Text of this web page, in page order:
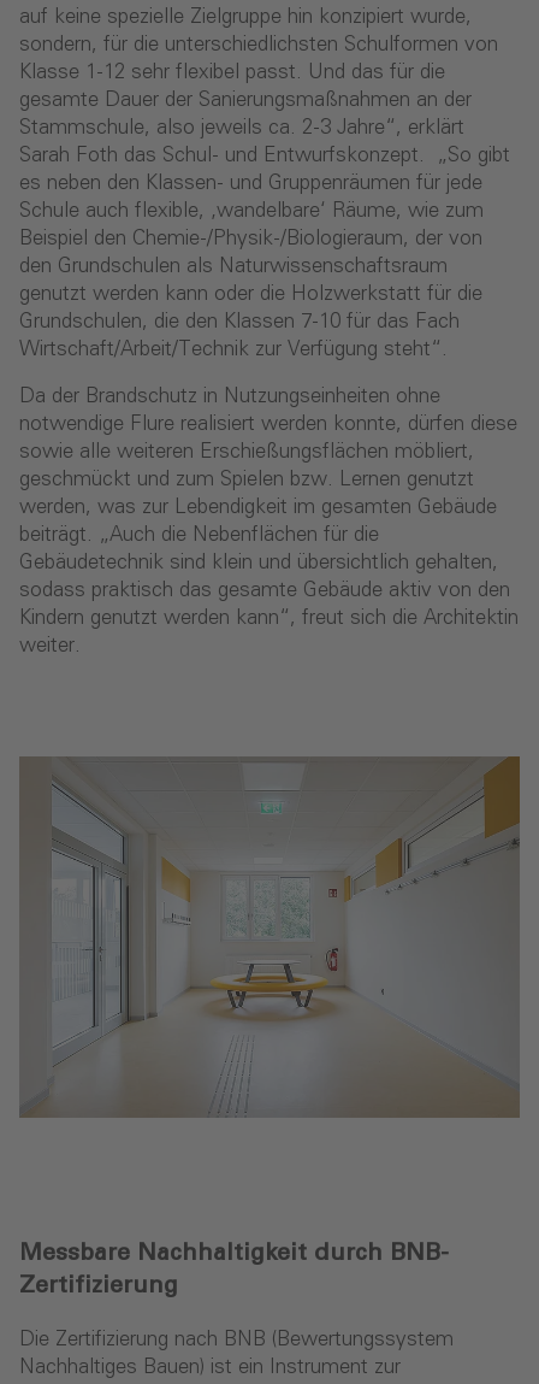
auf keine spezielle Zielgruppe hin konzipiert wurde,
sondern, für die unterschiedlichsten Schulformen von
Klasse 1-12 sehr flexibel passt. Und das für die
gesamte Dauer der Sanierungsmaßnahmen an der
Stammschule, also jeweils ca. 2-3 Jahre“, erklärt
Sarah Foth das Schul- und Entwurfskonzept. „So gibt
es neben den Klassen- und Gruppenräumen für jede
Schule auch flexible, ‚wandelbare‘ Räume, wie zum
Beispiel den Chemie-/Physik-/Biologieraum, der von
den Grundschulen als Naturwissenschaftsraum
genutzt werden kann oder die Holzwerkstatt für die
Grundschulen, die den Klassen 7-10 für das Fach
Wirtschaft/Arbeit/Technik zur Verfügung steht“.
Da der Brandschutz in Nutzungseinheiten ohne
notwendige Flure realisiert werden konnte, dürfen diese
sowie alle weiteren Erschießungsflächen möbliert,
geschmückt und zum Spielen bzw. Lernen genutzt
werden, was zur Lebendigkeit im gesamten Gebäude
beiträgt. „Auch die Nebenflächen für die
Gebäudetechnik sind klein und übersichtlich gehalten,
sodass praktisch das gesamte Gebäude aktiv von den
Kindern genutzt werden kann“, freut sich die Architektin
weiter.
Messbare Nachhaltigkeit durch BNB-
Zertifizierung
Die Zertifizierung nach BNB (Bewertungssystem
Nachhaltiges Bauen) ist ein Instrument zur